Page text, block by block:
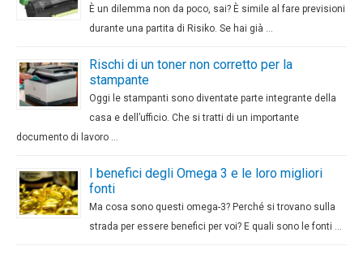
È un dilemma non da poco, sai? È simile al fare previsioni
durante una partita di Risiko. Se hai già …
Rischi di un toner non corretto per la
stampante
Oggi le stampanti sono diventate parte integrante della
casa e dell’ufficio. Che si tratti di un importante
documento di lavoro …
I benefici degli Omega 3 e le loro migliori
fonti
Ma cosa sono questi omega-3? Perché si trovano sulla
strada per essere benefici per voi? E quali sono le fonti …